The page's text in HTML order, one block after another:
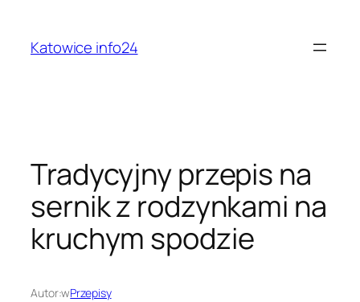
treściKatowice info24
Tradycyjny przepis na
sernik z rodzynkami na
kruchym spodzie
Autor:wPrzepisy